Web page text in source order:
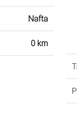
Nafta
0 km